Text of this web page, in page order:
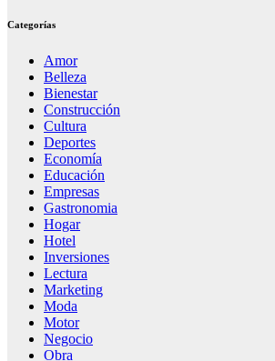
Categorías
Amor
Belleza
Bienestar
Construcción
Cultura
Deportes
Economía
Educación
Empresas
Gastronomia
Hogar
Hotel
Inversiones
Lectura
Marketing
Moda
Motor
Negocio
Obra